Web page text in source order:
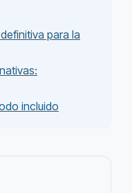
para la
incluido